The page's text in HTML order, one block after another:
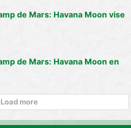
de Mars: Havana Moon vise
de Mars: Havana Moon en
Load more